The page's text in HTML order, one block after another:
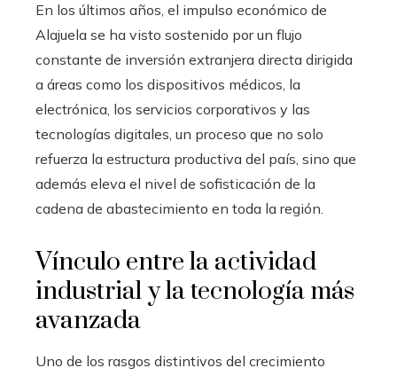
En los últimos años, el impulso económico de
Alajuela se ha visto sostenido por un flujo
constante de inversión extranjera directa dirigida
a áreas como los dispositivos médicos, la
electrónica, los servicios corporativos y las
tecnologías digitales, un proceso que no solo
refuerza la estructura productiva del país, sino que
además eleva el nivel de sofisticación de la
cadena de abastecimiento en toda la región.
Vínculo entre la actividad
industrial y la tecnología más
avanzada
Uno de los rasgos distintivos del crecimiento